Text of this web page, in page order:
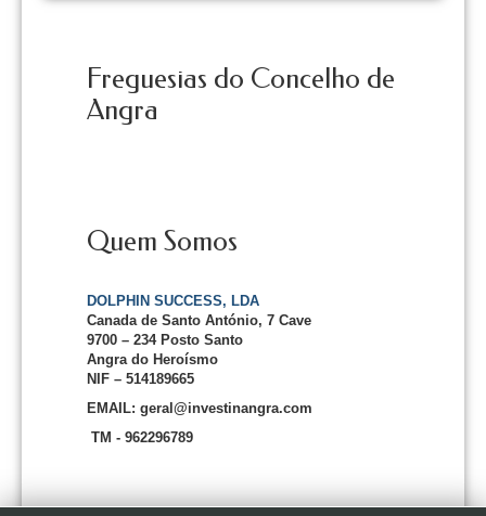
Freguesias do Concelho de
Angra
Quem Somos
DOLPHIN SUCCESS, LDA
Canada de Santo António, 7 Cave
9700 – 234 Posto Santo
Angra do Heroísmo
NIF – 514189665
EMAIL: geral@investinangra.com
TM - 962296789